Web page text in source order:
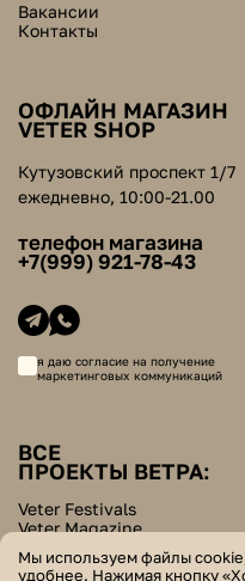
Вакансии
Контакты
ОФЛАЙН МАГАЗИН
VETER SHOP
Кутузовский проспект 1/7
ежедневно, 10:00-21.00
телефон магазина
+7(999) 921-78-43
я даю согласие на получение
маркетинговых коммуникаций
ВСЕ
ПРОЕКТЫ ВЕТРА:
Veter Festivals
Veter Magazine
Helpers Bazar
Мы используем файлы
удобнее. Нажимая кнопку